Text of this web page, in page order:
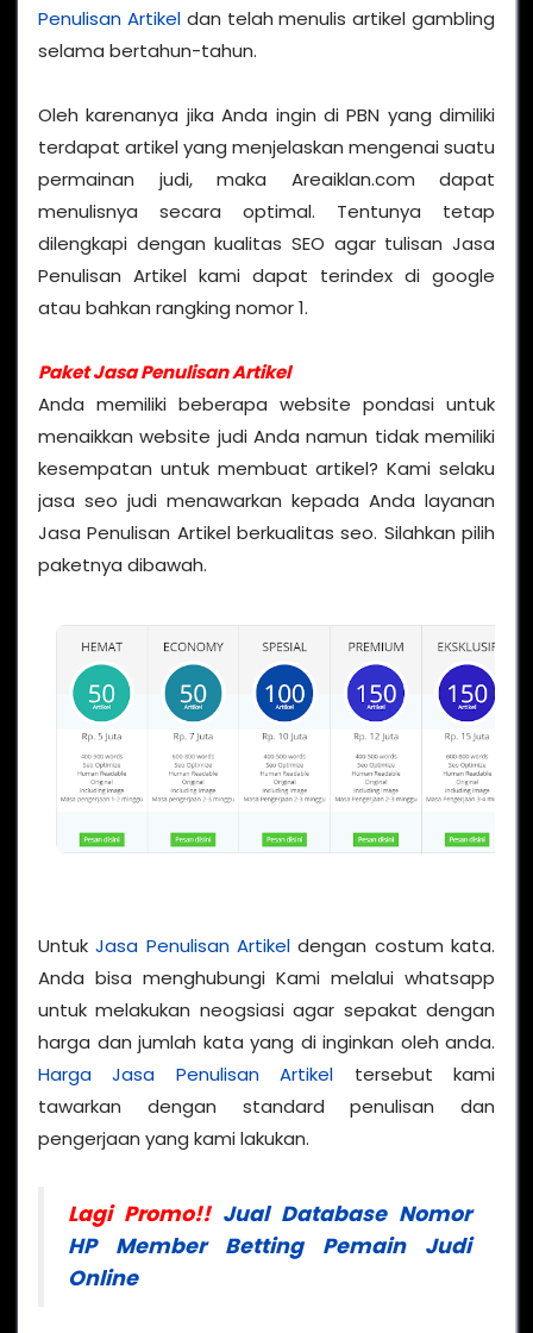
Penulisan Artikeldan telah menulis artikel gambling
selama bertahun-tahun.
Oleh karenanya jika Anda ingin di PBN yang dimiliki
terdapat artikel yang menjelaskan mengenai suatu
permainan judi, maka Areaiklan.com dapat
menulisnya secara optimal. Tentunya tetap
dilengkapi dengan kualitas SEO agar tulisan Jasa
Penulisan Artikel kami dapat terindex di google
atau bahkan rangking nomor 1.
Paket Jasa Penulisan Artikel
Anda memiliki beberapa website pondasi untuk
menaikkan website judi Anda namun tidak memiliki
kesempatan untuk membuat artikel? Kami selaku
jasa seo judi menawarkan kepada Anda layanan
Jasa Penulisan Artikel berkualitas seo. Silahkan pilih
paketnya dibawah.
UntukJasa Penulisan Artikel dengan costum kata.
Anda bisa menghubungi Kami melalui whatsapp
untuk melakukan neogsiasi agar sepakat dengan
harga dan jumlah kata yang di inginkan oleh anda.
Harga Jasa Penulisan Artikel tersebut kami
tawarkan dengan standard penulisan dan
pengerjaan yang kami lakukan.
Lagi Promo!! Jual Database Nomor
HP Member Betting Pemain Judi
Online